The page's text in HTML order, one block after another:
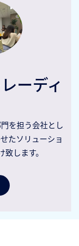
ーディ
を担う会社とし
たソリューショ
します。